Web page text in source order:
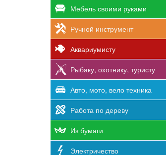
Мебель своими руками
Ручной инструмент
Аквариумисту
Рыбаку, охотнику, туристу
Авто, мото, вело техника
Работа по дереву
Из бумаги
Электричество